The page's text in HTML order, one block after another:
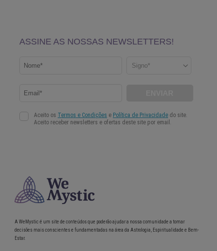
A WeMystic é um site de conteúdos que poderão ajudar a nossa comunidade a tomar
decisões mais conscientes e fundamentadas na área da Astrologia, Espiritualidade e Bem-
Estar.